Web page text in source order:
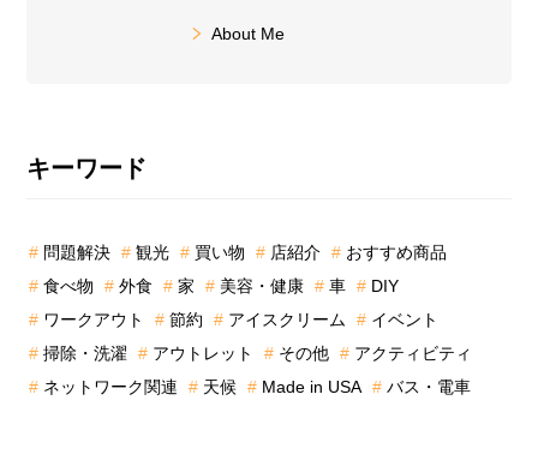
About Me
最
サ
イ
ド
バ
ー
キーワード
問題解決 観光 買い物 店紹介
おすすめ商品
食べ物
外食 家 美容・健康 車
DIY
ワークアウト
節約 アイスクリーム
イベント
掃除・洗濯
アウトレット その他
アクティビティ
ネットワーク関連
天候 Made in USA バス・電車